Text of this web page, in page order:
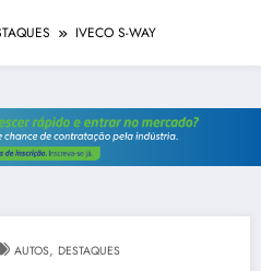
IVECO S-WAY
AUTOS, DESTAQUES